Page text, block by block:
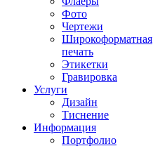
Фото
Чертежи
Широкоформатная
печать
Этикетки
Гравировка
Услуги
Дизайн
Тиснение
Информация
Портфолио